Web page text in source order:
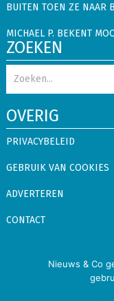
BUITEN TOEN ZE NAAR
MICHAEL P. BEKENT
ZOEKEN
OVERIG
PRIVACYBELEID
GEBRUIK VAN COOKIES
ADVERTEREN
CONTACT
Nieuws & Co
Binnenland
Nieuws & Co